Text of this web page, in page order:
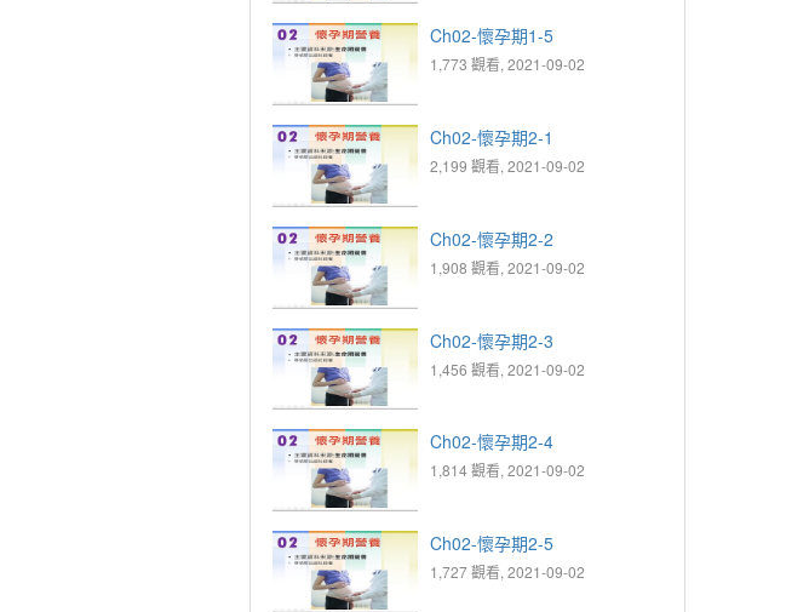
Ch02-懷孕期1-5
1,773 觀看, 2021-09-02
Ch02-懷孕期2-1
2,199 觀看, 2021-09-02
Ch02-懷孕期2-2
1,908 觀看, 2021-09-02
Ch02-懷孕期2-3
1,456 觀看, 2021-09-02
Ch02-懷孕期2-4
1,814 觀看, 2021-09-02
Ch02-懷孕期2-5
1,727 觀看, 2021-09-02